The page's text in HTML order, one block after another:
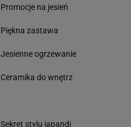
Promocje na jesień
Piękna zastawa
Jesienne ogrzewanie
Ceramika do wnętrz
Sekret stylu japandi